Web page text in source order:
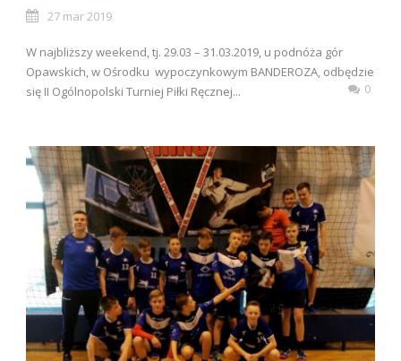
27 mar 2019
W najbliższy weekend, tj. 29.03 – 31.03.2019, u podnóża gór
Opawskich, w Ośrodku wypoczynkowym BANDEROZA, odbędzie
się II Ogólnopolski Turniej Piłki Ręcznej...
0